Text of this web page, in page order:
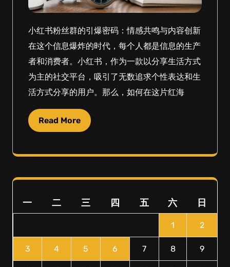
小红书粉丝群的引爆密码：情感共鸣与内容创新
在这个信息爆炸的时代，每个人都是信息的生产
者和消费者。小红书，作为一款以分享生活方式
为主的社交平台，吸引了无数追求个性表达和生
活方式分享的用户。那么，如何在这片红海
Read More
一 二 三 四 五 六 日
1 2
3 4 5 6 7 8 9